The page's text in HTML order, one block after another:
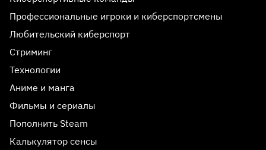
Профессиональные игроки и киберспортсмены
Любительский киберспорт
Стриминг
Технологии
Аниме и манга
Фильмы и сериалы
Пополнить Steam
Калькулятор сенсы